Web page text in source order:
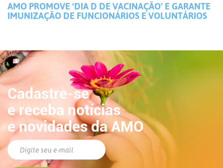
AMO PROMOVE ‘DIA D DE VACINAÇÃO’ E GARANTE
IMUNIZAÇÃO DE FUNCIONÁRIOS E VOLUNTÁRIOS
Cadastre-se
e receba notícias
e novidades da AMO